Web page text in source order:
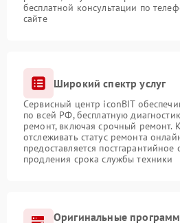
бесплатной консультации по
сайте
Широкий спектр услуг
Сервисный центр iconBIT
по всей РФ, бесплатную
ремонт, включая срочный ремонт.
отслеживать статус ремонта
предоставляется
продления срока службы техники
Оригинальные